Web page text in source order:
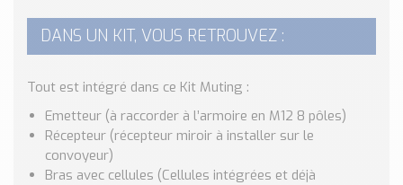
DANS UN KIT, VOUS RETROUVEZ :
Tout est intégré dans ce Kit Muting :
Emetteur (à raccorder à l’armoire en M12 8 pôles)
Récepteur (récepteur miroir à installer sur le
convoyeur)
Bras avec cellules (Cellules intégrées et déjà